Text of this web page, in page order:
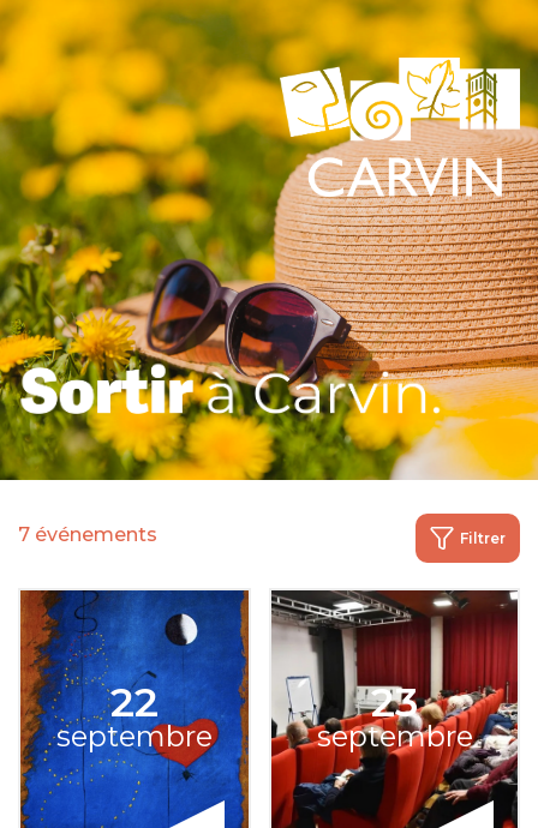
Filtrer
7 événements
22
septembre
23
septembre